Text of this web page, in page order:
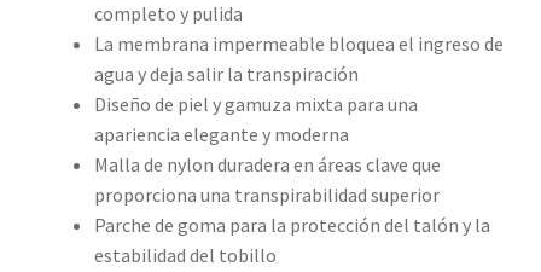
completo y pulida
La membrana impermeable bloquea el ingreso de
agua y deja salir la transpiración
Diseño de piel y gamuza mixta para una
apariencia elegante y moderna
Malla de nylon duradera en áreas clave que
proporciona una transpirabilidad superior
Parche de goma para la protección del talón y la
estabilidad del tobillo